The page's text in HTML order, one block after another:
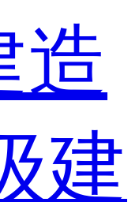
造
建